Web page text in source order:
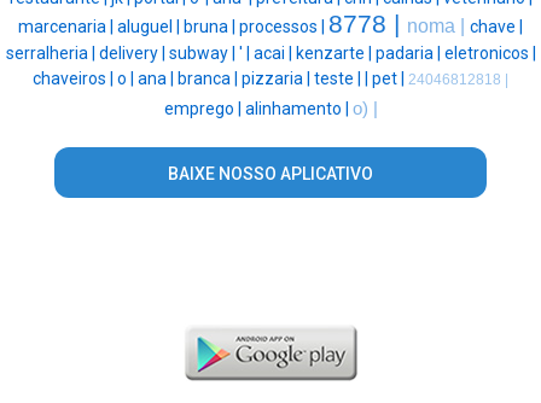
marcenaria | aluguel | bruna | processos | 8778 | noma | chave |
serralheria | delivery | subway | ' | acai | kenzarte | padaria | eletronicos |
chaveiros | o | ana | branca | pizzaria | teste | pet | 24046812818 |
emprego | alinhamento | o) |
BAIXE NOSSO APLICATIVO